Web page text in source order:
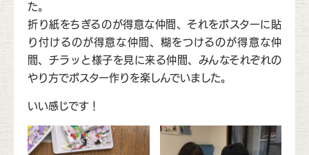
た。
折り紙をちぎるのが得意な仲間、それをポスターに貼
り付けるのが得意な仲間、糊をつけるのが得意な仲
間、チラッと様子を見に来る仲間、みんなそれぞれの
やり方でポスター作りを楽しんでいました。
いい感じです！